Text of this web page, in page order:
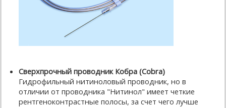
Сверхпрочный проводник Кобра (Cobra)
Гидрофильный нитиноловый проводник, но в
отличии от проводника "Нитинол" имеет четкие
рентгеноконтрастные полосы, за счет чего лучше